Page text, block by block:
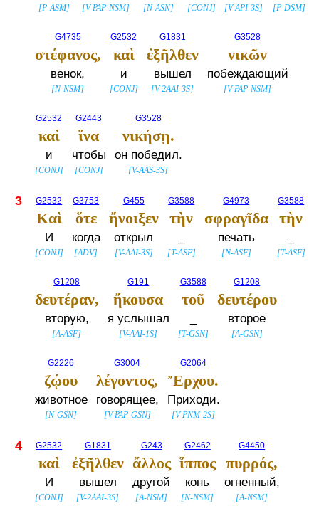
[P-ASM] [V-PAP-NSM] [N-ASN] [CONJ] [V-API-3S] [P-DSM]
G4735
στέφανος,
венок,
[N-NSM]
G2532
καὶ
и
[CONJ]
G1831
ἐξῆλθεν
вышел
[V-2AAI-3S]
G3528
νικῶν
побеждающий
[V-PAP-NSM]
G2532
καὶ
и
[CONJ]
G2443
ἵνα
чтобы
[CONJ]
G3528
νικήσῃ.
он победил.
[V-AAS-3S]
3 G2532
Καὶ
И
[CONJ]
G3753
ὅτε
когда
[ADV]
G455
ἤνοιξεν
открыл
[V-AAI-3S]
G3588
τὴν
[T-ASF]
G4973
σφραγῖδα
печать
[N-ASF]
G3588
τὴν
[T-ASF]
G1208
δευτέραν,
вторую,
[A-ASF]
G191
ἤκουσα
я услышал
[V-AAI-1S]
G3588
τοῦ
[T-GSN]
G1208
δευτέρου
второе
[A-GSN]
G2226
ζῴου
животное
[N-GSN]
G3004
λέγοντος,
говорящее,
[V-PAP-GSN]
G2064
Ἔρχου.
Приходи.
[V-PNM-2S]
4 G2532
καὶ
И
[CONJ]
G1831
ἐξῆλθεν
вышел
[V-2AAI-3S]
G243
ἄλλος
другой
[A-NSM]
G2462
ἵππος
конь
[N-NSM]
G4450
πυρρός,
огненный,
[A-NSM]